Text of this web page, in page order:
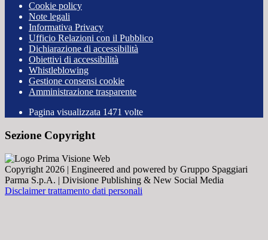
Cookie policy
Note legali
Informativa Privacy
Ufficio Relazioni con il Pubblico
Dichiarazione di accessibilità
Obiettivi di accessibilità
Whistleblowing
Gestione consensi cookie
Amministrazione trasparente
Pagina visualizzata 1471 volte
Sezione Copyright
Copyright 2026 | Engineered and powered by Gruppo Spaggiari
Parma S.p.A. | Divisione Publishing & New Social Media
Disclaimer trattamento dati personali